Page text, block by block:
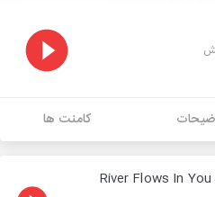
کامنت ها
1. 01 - River Flows In